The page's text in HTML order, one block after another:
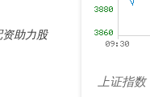
助力股
上证指数